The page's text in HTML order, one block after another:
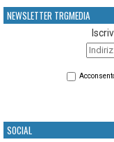
NEWSLETTER TRGMEDIA
SOCIAL